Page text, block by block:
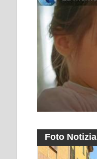
Foto Notizia